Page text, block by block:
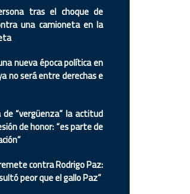
tras el choque de
una camioneta en la
nueva época política en
no será entre derechas e
“vergüenza” la actitud
de honor: “es parte de
contra Rodrigo Paz:
peor que el gallo Paz”